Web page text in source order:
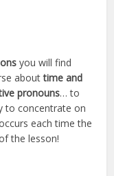
you will find
abouttime and
pronouns… to
to concentrate on
each time the
the lesson!